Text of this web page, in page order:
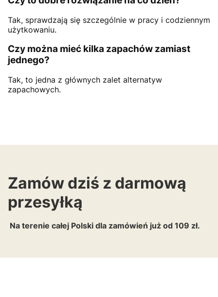
Tak, sprawdzają się szczególnie w pracy i codziennym
użytkowaniu.
Czy można mieć kilka zapachów zamiast
jednego?
Tak, to jedna z głównych zalet alternatyw
zapachowych.
Zamów dziś z darmową
przesyłką
Na terenie całej Polski dla zamówień już od 109 zł.